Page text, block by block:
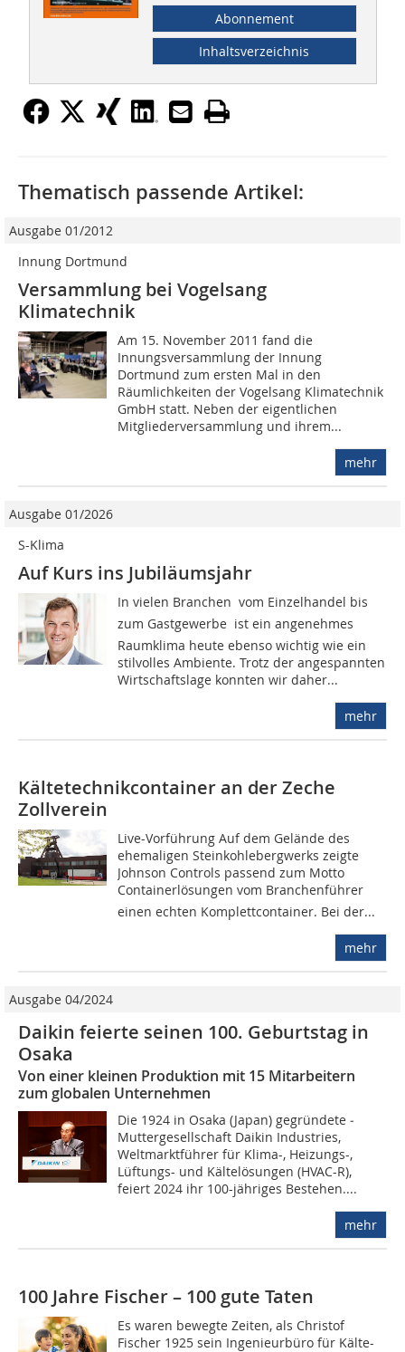
Abonnement
Inhaltsverzeichnis
Thematisch passende Artikel:
Ausgabe 01/2012
Innung Dortmund
Versammlung bei Vogelsang
Klimatechnik
Am 15. November 2011 fand die
Innungsversammlung der Innung
Dortmund zum ersten Mal in den
Räumlichkeiten der Vogelsang Klimatechnik
GmbH statt. Neben der eigentlichen
Mitgliederversammlung und ihrem...
mehr
Ausgabe 01/2026
S-Klima
Auf Kurs ins Jubiläumsjahr
In vielen Branchen  vom Einzelhandel bis
zum Gastgewerbe  ist ein angenehmes
Raumklima heute ebenso wichtig wie ein
stilvolles Ambiente. Trotz der angespannten
Wirtschaftslage konnten wir daher...
mehr
Kältetechnikcontainer an der Zeche
Zollverein
Live-Vorführung Auf dem Gelände des
ehemaligen Steinkohlebergwerks zeigte
Johnson Controls passend zum Motto
Containerlösungen vom Branchenführer
einen echten Komplettcontainer. Bei der...
mehr
Ausgabe 04/2024
Daikin feierte seinen 100. Geburtstag in
Osaka
Von einer kleinen Produktion mit 15 Mitarbeitern
zum globalen Unternehmen
Die 1924 in Osaka (Japan) gegründete ­
Muttergesellschaft Daikin Industries,
Weltmarktführer für Klima-, Heizungs-,
Lüftungs- und Kältelösungen (HVAC-R),
feiert 2024 ihr 100-jähriges Bestehen....
mehr
100 Jahre Fischer – 100 gute Taten
Es waren bewegte Zeiten, als Christof
Fischer 1925 sein Ingenieurbüro für Kälte-